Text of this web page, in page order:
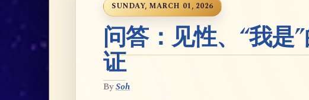
SUNDAY, MARCH 01, 2026
问答：见性、“我是
证
BySoh